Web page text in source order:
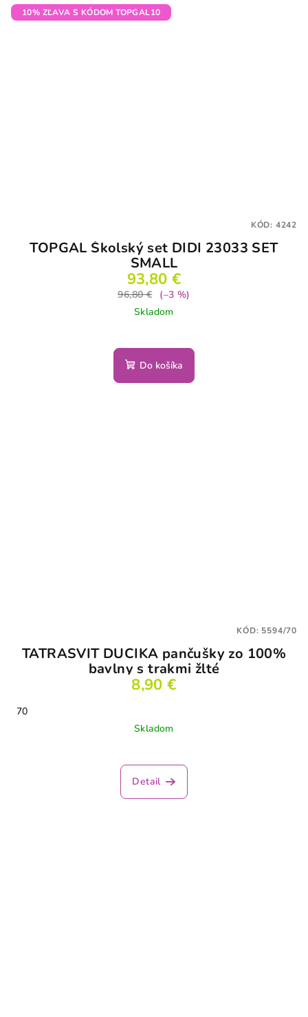
5
hviezdičiek.
10% ZĽAVA S KÓDOM TOPGAL10
TOPGAL Školský set DIDI 23033 SET
SMALL
93,80 €
96,80 €
(–3 %)
Skladom
Do košíka
KÓD: 4242
TATRASVIT DUCIKA pančušky zo 100%
bavlny s trakmi žlté
8,90 €
70
Skladom
Detail
KÓD: 5594/70